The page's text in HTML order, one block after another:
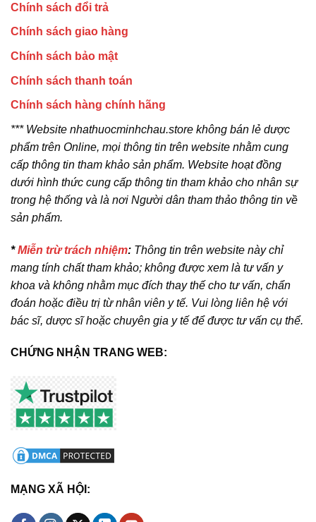
Chính sách đổi trả
Chính sách giao hàng
Chính sách bảo mật
Chính sách thanh toán
Chính sách hàng chính hãng
*** Website nhathuocminhchau.store không bán lẻ dược
phẩm trên Online, mọi thông tin trên website nhằm cung
cấp thông tin tham khảo sản phẩm. Website hoạt đồng
dưới hình thức cung cấp thông tin tham khảo cho nhân sự
trong hệ thống và là nơi Người dân tham thảo thông tin về
sản phẩm.
*Miễn trừ trách nhiệm: Thông tin trên website này chỉ
mang tính chất tham khảo; không được xem là tư vấn y
khoa và không nhằm mục đích thay thế cho tư vấn, chẩn
đoán hoặc điều trị từ nhân viên y tế. Vui lòng liên hệ với
bác sĩ, dược sĩ hoặc chuyên gia y tế để được tư vấn cụ thể.
CHỨNG NHẬN TRANG WEB:
MẠNG XÃ HỘI: